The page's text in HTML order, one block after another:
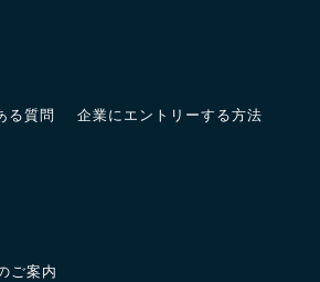
る質問 企業にエントリーする方法
ご案内